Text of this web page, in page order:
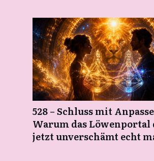
528 – Schluss mit
Warum das Löwenportal
jetzt unverschämt echt